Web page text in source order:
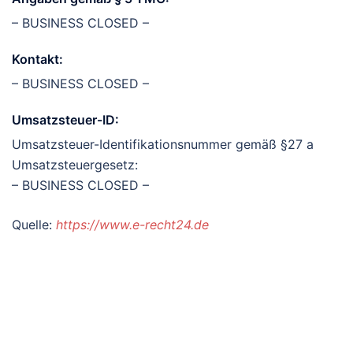
– BUSINESS CLOSED –
Kontakt:
– BUSINESS CLOSED –
Umsatzsteuer-ID:
Umsatzsteuer-Identifikationsnummer gemäß §27 a
Umsatzsteuergesetz:
– BUSINESS CLOSED –
Quelle: https://www.e-recht24.de